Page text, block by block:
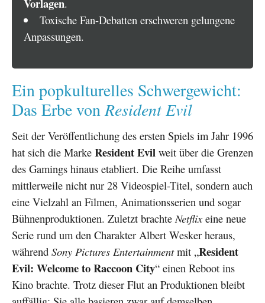
Vorlagen.
Toxische Fan-Debatten erschweren gelungene
Anpassungen.
Ein popkulturelles Schwergewicht:
Das Erbe vonResident Evil
Seit der Veröffentlichung des ersten Spiels im Jahr 1996
hat sich die Marke Resident Evil weit über die Grenzen
des Gamings hinaus etabliert. Die Reihe umfasst
mittlerweile nicht nur 28 Videospiel-Titel, sondern auch
eine Vielzahl an Filmen, Animationsserien und sogar
Bühnenproduktionen. Zuletzt brachte Netflixeine neue
Serie rund um den Charakter Albert Wesker heraus,
während Sony Pictures Entertainmentmit „Resident
Evil: Welcome to Raccoon City“ einen Reboot ins
Kino brachte. Trotz dieser Flut an Produktionen bleibt